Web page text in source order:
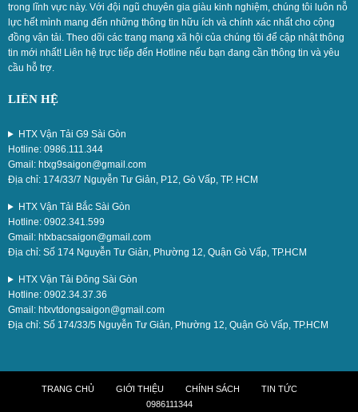
trong lĩnh vực này. Với đội ngũ chuyên gia giàu kinh nghiệm, chúng tôi luôn nỗ
lực hết mình mang đến những thông tin hữu ích và chính xác nhất cho cộng
đồng vận tải. Theo dõi các trang mạng xã hội của chúng tôi để cập nhật thông
tin mới nhất! Liên hệ trực tiếp đến Hotline nếu bạn đang cần thông tin và yêu
cầu hỗ trợ.
LIÊN HỆ
HTX Vận Tải G9 Sài Gòn
Hotline: 0986.111.344
Gmail: htxg9saigon@gmail.com
Địa chỉ: 174/33/7 Nguyễn Tư Giản, P12, Gò Vấp, TP. HCM
HTX Vận Tải Bắc Sài Gòn
Hotline: 0902.341.599
Gmail: htxbacsaigon@gmail.com
Địa chỉ: Số 174 Nguyễn Tư Giản, Phường 12, Quận Gò Vấp, TP.HCM
HTX Vận Tải Đông Sài Gòn
Hotline: 0902.34.37.36
Gmail: htxvtdongsaigon@gmail.com
Địa chỉ: Số 174/33/5 Nguyễn Tư Giản, Phường 12, Quận Gò Vấp, TP.HCM
TRANG CHỦ GIỚI THIỆU CHÍNH SÁCH
TIN TỨC
0986111344